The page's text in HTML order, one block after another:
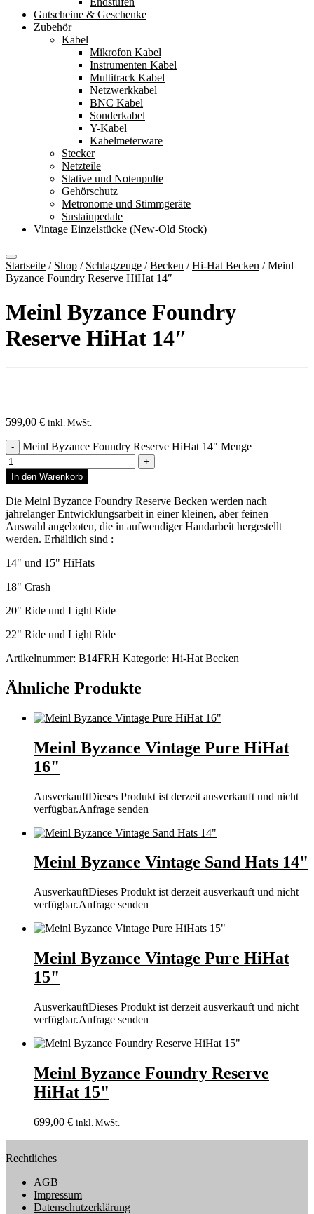
Gutscheine & Geschenke
Zubehör
Kabel
Mikrofon Kabel
Instrumenten Kabel
Multitrack Kabel
Netzwerkkabel
BNC Kabel
Sonderkabel
Y-Kabel
Kabelmeterware
Stecker
Netzteile
Stative und Notenpulte
Gehörschutz
Metronome und Stimmgeräte
Sustainpedale
Vintage Einzelstücke (New-Old Stock)
Startseite / Shop / Schlagzeuge /Becken /Hi-Hat Becken /Meinl
Byzance Foundry Reserve HiHat 14″
Meinl Byzance Foundry
Reserve HiHat 14″
599,00 € inkl. MwSt.
Meinl Byzance Foundry Reserve HiHat 14" Menge
In den Warenkorb
Die Meinl Byzance Foundry Reserve Becken werden nach
jahrelanger Entwicklungsarbeit in einer kleinen, aber feinen
Auswahl angeboten, die in aufwendiger Handarbeit hergestellt
werden. Erhältlich sind :
14" und 15" HiHats
18" Crash
20" Ride und Light Ride
22" Ride und Light Ride
Artikelnummer: B14FRH Kategorie: Hi-Hat Becken
Ähnliche Produkte
Meinl Byzance Vintage Pure HiHat
16"
AusverkauftDieses Produkt ist derzeit ausverkauft und nicht
verfügbar.Anfrage senden
Meinl Byzance Vintage Sand Hats 14"
AusverkauftDieses Produkt ist derzeit ausverkauft und nicht
verfügbar.Anfrage senden
Meinl Byzance Vintage Pure HiHat
15"
AusverkauftDieses Produkt ist derzeit ausverkauft und nicht
verfügbar.Anfrage senden
Meinl Byzance Foundry Reserve
HiHat 15"
699,00 € inkl. MwSt.
Rechtliches
AGB
Impressum
Datenschutzerklärung